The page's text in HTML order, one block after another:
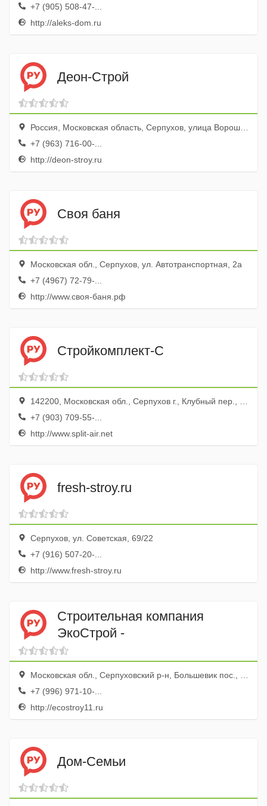
+7 (905) 508-47-...
http://aleks-dom.ru
Деон-Строй
Россия, Московская область, Серпухов, улица Ворошилова, 57/59
+7 (963) 716-00-...
http://deon-stroy.ru
Своя баня
Московская обл., Серпухов, ул. Автотранспортная, 2а
+7 (4967) 72-79-...
http://www.своя-баня.рф
Стройкомплект-С
142200, Московская обл., Серпухов г., Клубный пер., 1/2, оф. 403
+7 (903) 709-55-...
http://www.split-air.net
fresh-stroy.ru
Серпухов, ул. Советская, 69/22
+7 (916) 507-20-...
http://www.fresh-stroy.ru
Строительная компания
ЭкоСтрой -
Московская обл., Серпуховский р-н, Большевик пос., ул. Ленина, 11
+7 (996) 971-10-...
http://ecostroy11.ru
Дом-Семьи